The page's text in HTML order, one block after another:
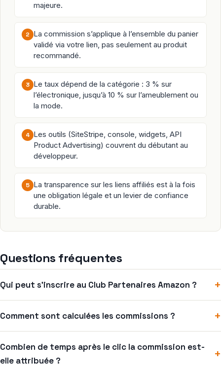
majeure.
2
La commission s’applique à l’ensemble du panier
validé via votre lien, pas seulement au produit
recommandé.
3 Le taux dépend de la catégorie : 3 % sur
l’électronique, jusqu’à 10 % sur l’ameublement ou
la mode.
4 Les outils (SiteStripe, console, widgets, API
Product Advertising) couvrent du débutant au
développeur.
5 La transparence sur les liens affiliés est à la fois
une obligation légale et un levier de confiance
durable.
Questions fréquentes
Qui peut s’inscrire au Club Partenaires Amazon ? +
Comment sont calculées les commissions ? +
Combien de temps après le clic la commission est-
elle attribuée ?
+